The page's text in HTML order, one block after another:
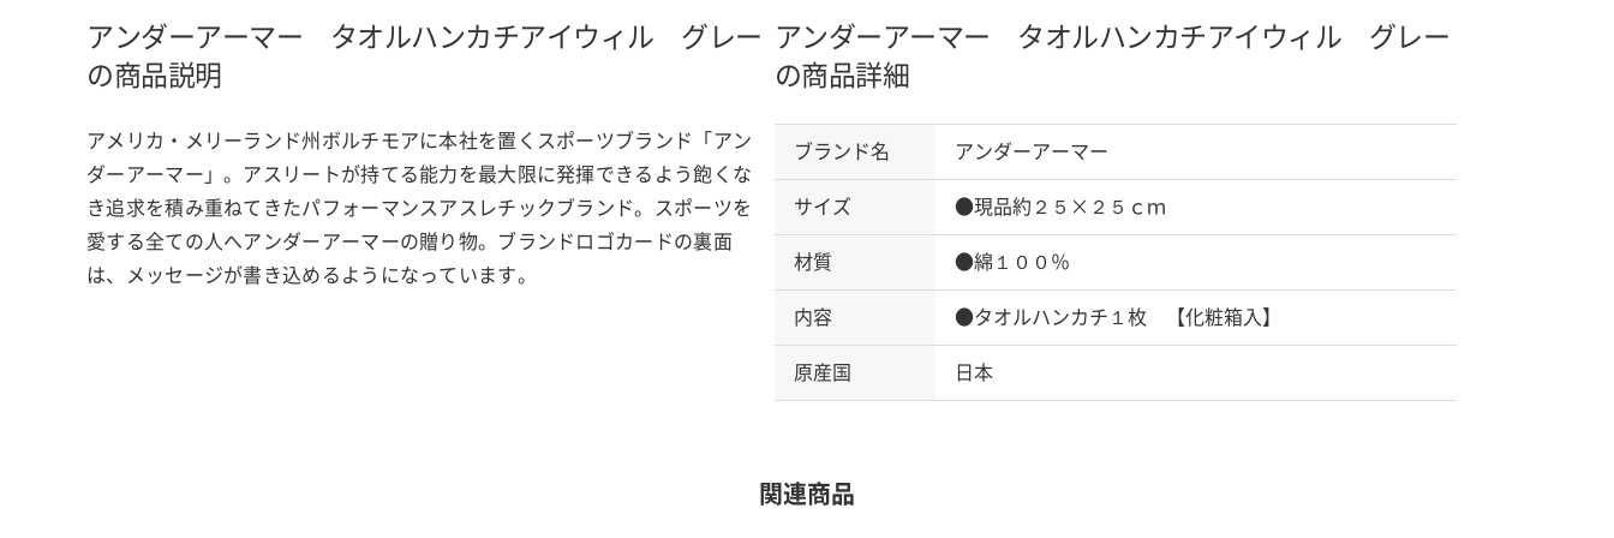
アンダーアーマー タオルハンカチアイウィル グレー
の商品説明
アメリカ・メリーランド州ボルチモアに本社を置くスポーツブランド「アン
ダーアーマー」。アスリートが持てる能力を最大限に発揮できるよう飽くな
き追求を積み重ねてきたパフォーマンスアスレチックブランド。スポーツを
愛する全ての人へアンダーアーマーの贈り物。ブランドロゴカードの裏面
は、メッセージが書き込めるようになっています。
アンダーアーマー タオルハンカチアイウィル グレー
の商品詳細
ブランド名 アンダーアーマー
サイズ ●現品約２５×２５ｃｍ
材質 ●綿１００％
内容 ●タオルハンカチ１枚 【化粧箱入】
原産国 日本
関連商品